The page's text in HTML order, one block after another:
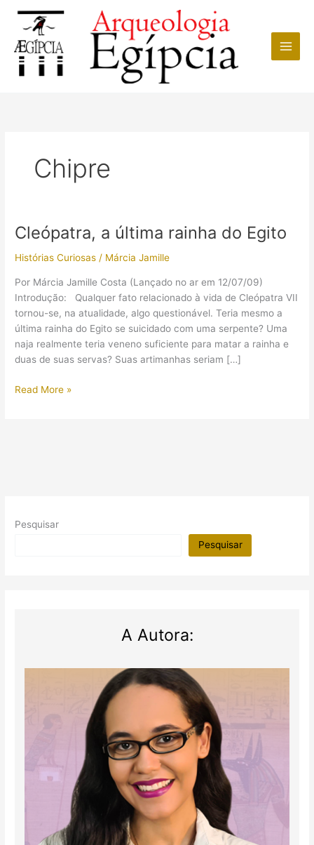
conteúdo
Chipre
Cleópatra, a última rainha do Egito
Histórias Curiosas / Márcia Jamille
Por Márcia Jamille Costa (Lançado no ar em 12/07/09)
Introdução: Qualquer fato relacionado à vida de Cleópatra VII
tornou-se, na atualidade, algo questionável. Teria mesmo a
última rainha do Egito se suicidado com uma serpente? Uma
naja realmente teria veneno suficiente para matar a rainha e
duas de suas servas? Suas artimanhas seriam […]
Cleópatra,
Read More »
Pesquisar
Pesquisar
A Autora: